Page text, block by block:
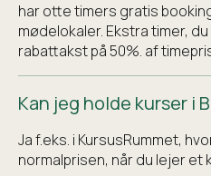
har otte timers gratis
mødelokaler. Ekstra timer,
rabattakst på 50%. af
Kan jeg holde kurser i
Ja f.eks. i KursusRummet,
normalprisen, når du lejer et